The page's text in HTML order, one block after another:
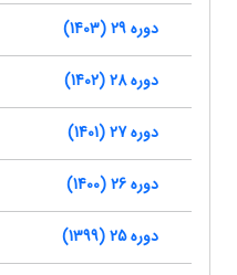
دوره 29 (1403)
دوره 28 (1402)
دوره 27 (1401)
دوره 26 (1400)
دوره 25 (1399)